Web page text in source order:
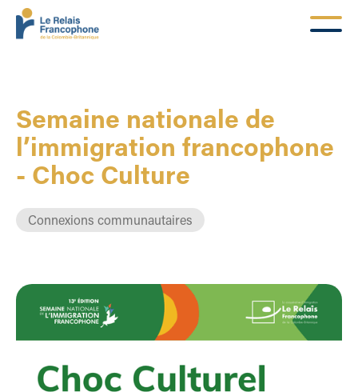
Semaine nationale de
l’immigration francophone
- Choc Culture
Connexions communautaires